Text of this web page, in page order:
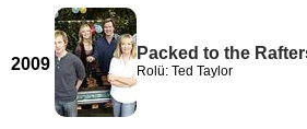
2009
Packed to the
Rolü: Ted Taylor